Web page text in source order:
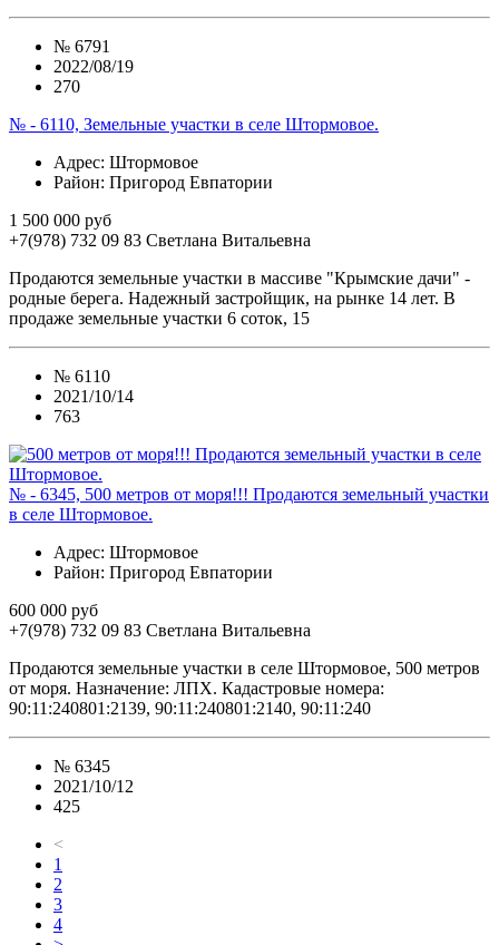
№ 6791
2022/08/19
270
№ - 6110, Земельные участки в селе Штормовое.
Адрес: Штормовое
Район: Пригород Евпатории
1 500 000 руб
+7(978) 732 09 83 Cветлана Витальевна
Продаются земельные участки в массиве "Крымские дачи" -
родные берега. Надежный застройщик, на рынке 14 лет. В
продаже земельные участки 6 соток, 15
№ 6110
2021/10/14
763
№ - 6345, 500 метров от моря!!! Продаются земельный участки
в селе Штормовое.
Адрес: Штормовое
Район: Пригород Евпатории
600 000 руб
+7(978) 732 09 83 Cветлана Витальевна
Продаются земельные участки в селе Штормовое, 500 метров
от моря. Назначение: ЛПХ. Кадастровые номера:
90:11:240801:2139, 90:11:240801:2140, 90:11:240
№ 6345
2021/10/12
425
<
1
2
3
4